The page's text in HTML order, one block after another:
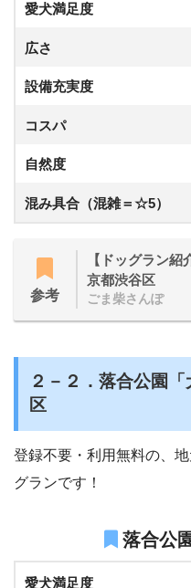
愛犬満足度
広さ
設備充実度
コスパ
自然度
混み具合（混雑＝☆5）
参考
【ドッグラン
京都渋谷区
ごま柴さんぽ
２－２．落合公園
区
登録不要・利用無料の、
グランです！
落合公
愛犬満足度